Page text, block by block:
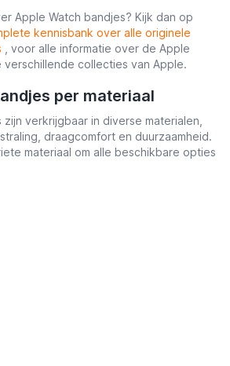
Apple Watch bandjes? Kijk dan op
kennisbank over alle originele
, voor alle informatie over de Apple
verschillende collecties van Apple.
per materiaal
verkrijgbaar in diverse materialen,
draagcomfort en duurzaamheid.
materiaal om alle beschikbare opties